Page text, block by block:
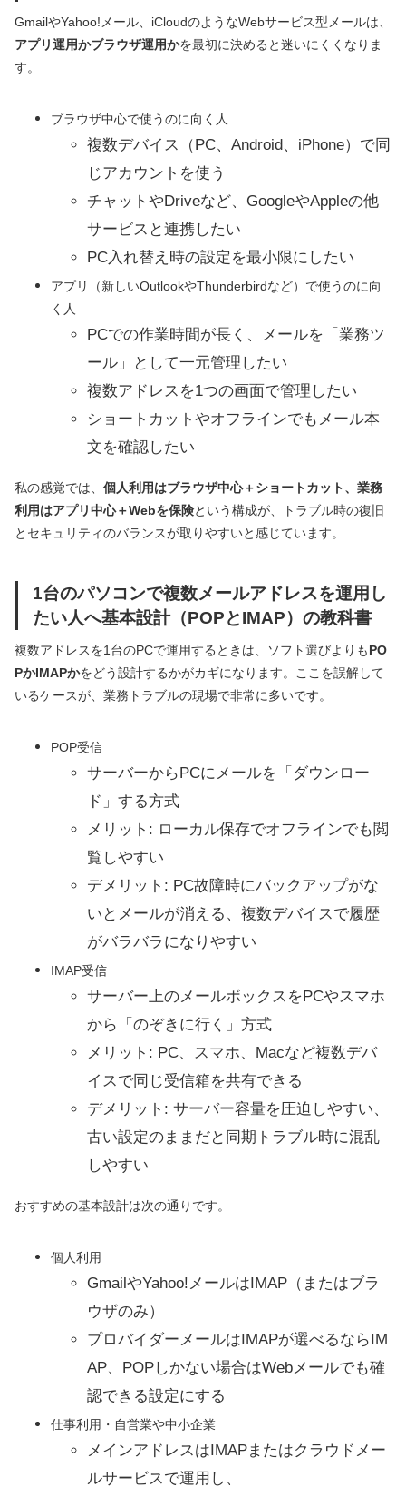
GmailやYahoo!メール、iCloudのようなWebサービス型メールは、
アプリ運用かブラウザ運用かを最初に決めると迷いにくくなりま
す。
ブラウザ中心で使うのに向く人
複数デバイス（PC、Android、iPhone）で同
じアカウントを使う
チャットやDriveなど、GoogleやAppleの他
サービスと連携したい
PC入れ替え時の設定を最小限にしたい
アプリ（新しいOutlookやThunderbirdなど）で使うのに向
く人
PCでの作業時間が長く、メールを「業務ツ
ール」として一元管理したい
複数アドレスを1つの画面で管理したい
ショートカットやオフラインでもメール本
文を確認したい
私の感覚では、 個人利用はブラウザ中心＋ショートカット、業務
利用はアプリ中心＋Webを保険という構成が、トラブル時の復旧
とセキュリティのバランスが取りやすいと感じています。
1台のパソコンで複数メールアドレスを運用し
たい人へ基本設計（POPとIMAP）の教科書
複数アドレスを1台のPCで運用するときは、ソフト選びよりもPO
PかIMAPかをどう設計するかがカギになります。ここを誤解して
いるケースが、業務トラブルの現場で非常に多いです。
POP受信
サーバーからPCにメールを「ダウンロー
ド」する方式
メリット: ローカル保存でオフラインでも閲
覧しやすい
デメリット: PC故障時にバックアップがな
いとメールが消える、複数デバイスで履歴
がバラバラになりやすい
IMAP受信
サーバー上のメールボックスをPCやスマホ
から「のぞきに行く」方式
メリット: PC、スマホ、Macなど複数デバ
イスで同じ受信箱を共有できる
デメリット: サーバー容量を圧迫しやすい、
古い設定のままだと同期トラブル時に混乱
しやすい
おすすめの基本設計は次の通りです。
個人利用
GmailやYahoo!メールはIMAP（またはブラ
ウザのみ）
プロバイダーメールはIMAPが選べるならIM
AP、POPしかない場合はWebメールでも確
認できる設定にする
仕事利用・自営業や中小企業
メインアドレスはIMAPまたはクラウドメー
ルサービスで運用し、